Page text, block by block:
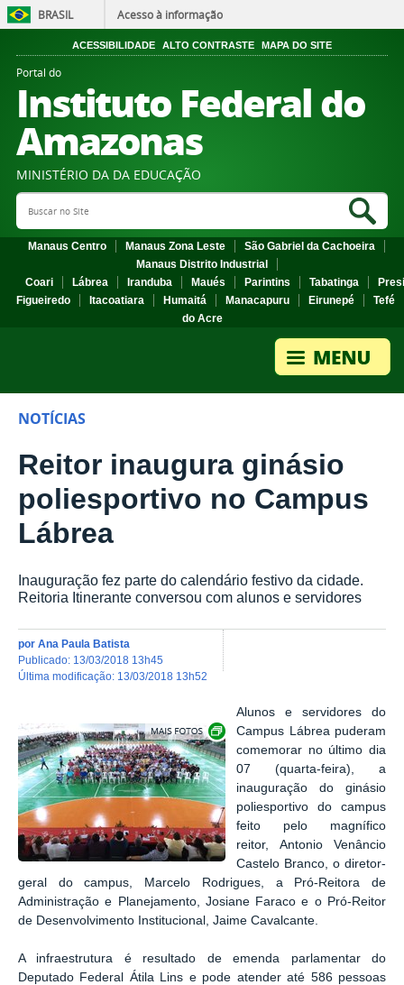
BRASIL Acesso à informação
ACESSIBILIDADE ALTO CONTRASTE MAPA DO SITE
Portal do
Instituto Federal do
Amazonas
MINISTÉRIO DA DA EDUCAÇÃO
Search Site
Manaus Centro Manaus Zona Leste
São Gabriel da Cachoeira
Manaus Distrito Industrial
Coari
Lábrea Iranduba Maués Parintins Tabatinga
Figueiredo
Itacoatiara Humaitá Manacapuru Eirunepé
Tefé
do Acre
NOTÍCIAS
Reitor inaugura ginásio
poliesportivo no Campus
Lábrea
Inauguração fez parte do calendário festivo da cidade.
Reitoria Itinerante conversou com alunos e servidores
por Ana Paula Batista
publicado: 13/03/2018 13h45
última modificação: 13/03/2018 13h52
Show image carousel
Alunos e servidores do
Campus Lábrea puderam
comemorar no último dia
07 (quarta-feira), a
inauguração do ginásio
poliesportivo do campus
feito pelo magnífico
reitor,Antonio Venâncio
Castelo Branco, o diretor-
geral do campus, Marcelo Rodrigues, a
Pró-Reitora de
Administração e Planejamento, Josiane Faraco e o Pró-Reitor
de Desenvolvimento Institucional, Jaime Cavalcante.
A infraestrutura é resultado de emenda parlamentar do
Deputado Federal Átila Lins e pode atender até 586 pessoas